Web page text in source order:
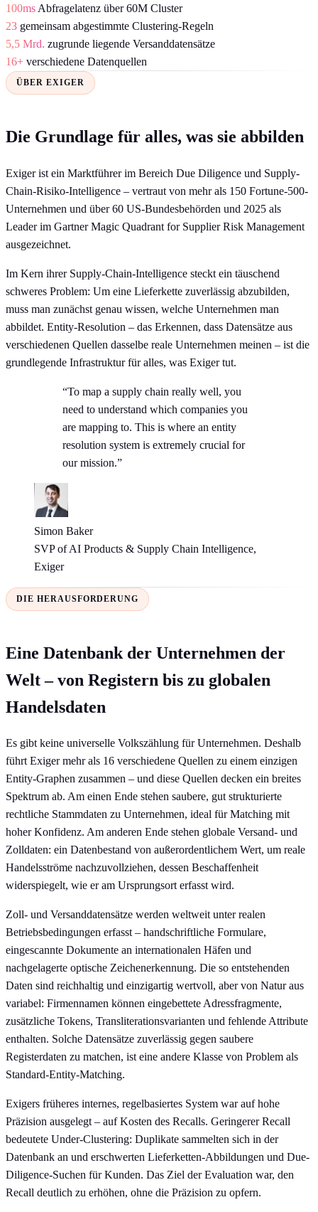
100ms Abfragelatenz über 60M Cluster
23 gemeinsam abgestimmte Clustering-Regeln
5,5 Mrd. zugrunde liegende Versanddatensätze
16+ verschiedene Datenquellen
ÜBER EXIGER
Die Grundlage für alles, was sie abbilden
Exiger ist ein Marktführer im Bereich Due Diligence und Supply-
Chain-Risiko-Intelligence – vertraut von mehr als 150 Fortune-500-
Unternehmen und über 60 US-Bundesbehörden und 2025 als
Leader im Gartner Magic Quadrant for Supplier Risk Management
ausgezeichnet.
Im Kern ihrer Supply-Chain-Intelligence steckt ein täuschend
schweres Problem: Um eine Lieferkette zuverlässig abzubilden,
muss man zunächst genau wissen, welche Unternehmen man
abbildet. Entity-Resolution – das Erkennen, dass Datensätze aus
verschiedenen Quellen dasselbe reale Unternehmen meinen – ist die
grundlegende Infrastruktur für alles, was Exiger tut.
“To map a supply chain really well, you
need to understand which companies you
are mapping to. This is where an entity
resolution system is extremely crucial for
our mission.”
Simon Baker
SVP of AI Products & Supply Chain Intelligence,
Exiger
DIE HERAUSFORDERUNG
Eine Datenbank der Unternehmen der
Welt – von Registern bis zu globalen
Handelsdaten
Es gibt keine universelle Volkszählung für Unternehmen. Deshalb
führt Exiger mehr als 16 verschiedene Quellen zu einem einzigen
Entity-Graphen zusammen – und diese Quellen decken ein breites
Spektrum ab. Am einen Ende stehen saubere, gut strukturierte
rechtliche Stammdaten zu Unternehmen, ideal für Matching mit
hoher Konfidenz. Am anderen Ende stehen globale Versand- und
Zolldaten: ein Datenbestand von außerordentlichem Wert, um reale
Handelsströme nachzuvollziehen, dessen Beschaffenheit
widerspiegelt, wie er am Ursprungsort erfasst wird.
Zoll- und Versanddatensätze werden weltweit unter realen
Betriebsbedingungen erfasst – handschriftliche Formulare,
eingescannte Dokumente an internationalen Häfen und
nachgelagerte optische Zeichenerkennung. Die so entstehenden
Daten sind reichhaltig und einzigartig wertvoll, aber von Natur aus
variabel: Firmennamen können eingebettete Adressfragmente,
zusätzliche Tokens, Transliterationsvarianten und fehlende Attribute
enthalten. Solche Datensätze zuverlässig gegen saubere
Registerdaten zu matchen, ist eine andere Klasse von Problem als
Standard-Entity-Matching.
Exigers früheres internes, regelbasiertes System war auf hohe
Präzision ausgelegt – auf Kosten des Recalls. Geringerer Recall
bedeutete Under-Clustering: Duplikate sammelten sich in der
Datenbank an und erschwerten Lieferketten-Abbildungen und Due-
Diligence-Suchen für Kunden. Das Ziel der Evaluation war, den
Recall deutlich zu erhöhen, ohne die Präzision zu opfern.